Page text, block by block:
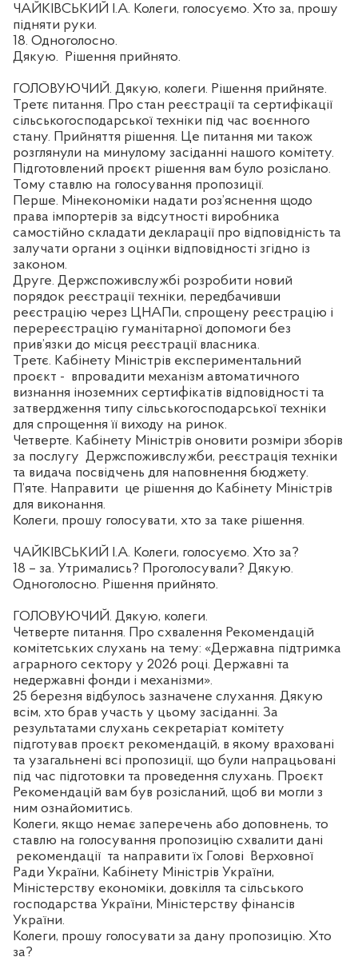
ЧАЙКІВСЬКИЙ І.А. Колеги, голосуємо. Хто за, прошу
підняти руки.
18. Одноголосно.
Дякую.
Рішення прийнято.
ГОЛОВУЮЧИЙ. Дякую, колеги. Рішення прийняте.
Третє питання. Про стан реєстрації та сертифікації
сільськогосподарської техніки під час воєнного
стану. Прийняття рішення. Це питання ми також
розглянули на минулому засіданні нашого комітету.
Підготовлений проєкт рішення вам було розіслано.
Тому ставлю на голосування пропозиції.
Перше. Мінекономіки надати роз’яснення щодо
права імпортерів за відсутності виробника
самостійно складати декларації про відповідність та
залучати органи з оцінки відповідності згідно із
законом.
Друге. Держспоживслужбі розробити новий
порядок реєстрації техніки, передбачивши
реєстрацію через ЦНАПи, спрощену реєстрацію і
перереєстрацію гуманітарної допомоги без
прив’язки до місця реєстрації власника.
Третє. Кабінету Міністрів експериментальний
проєкт - впровадити механізм автоматичного
визнання іноземних сертифікатів відповідності та
затвердження типу сільськогосподарської техніки
для спрощення її виходу на ринок.
Четверте. Кабінету Міністрів оновити розміри зборів
за послугу Держспоживслужби, реєстрація техніки
та видача посвідчень для наповнення бюджету.
П’яте. Направити це рішення до Кабінету Міністрів
для виконання.
Колеги, прошу голосувати, хто за таке рішення.
ЧАЙКІВСЬКИЙ І.А. Колеги, голосуємо. Хто за?
18 – за. Утримались? Проголосували? Дякую.
Одноголосно. Рішення прийнято.
ГОЛОВУЮЧИЙ. Дякую, колеги.
Четверте питання. Про схвалення Рекомендацій
комітетських слухань на тему: «Державна підтримка
аграрного сектору у 2026 році. Державні та
недержавні фонди і механізми».
25 березня відбулось зазначене слухання. Дякую
всім, хто брав участь у цьому засіданні. За
результатами слухань секретаріат комітету
підготував проєкт рекомендацій, в якому враховані
та узагальнені всі пропозиції, що були напрацьовані
під час підготовки та проведення слухань. Проєкт
Рекомендацій вам був розісланий, щоб ви могли з
ним ознайомитись.
Колеги, якщо немає заперечень або доповнень, то
ставлю на голосування пропозицію схвалити дані
рекомендації та направити їх Голові
Верховної
Ради України, Кабінету Міністрів України,
Міністерству економіки, довкілля та сільського
господарства України, Міністерству фінансів
України.
Колеги, прошу голосувати за дану пропозицію. Хто
за?